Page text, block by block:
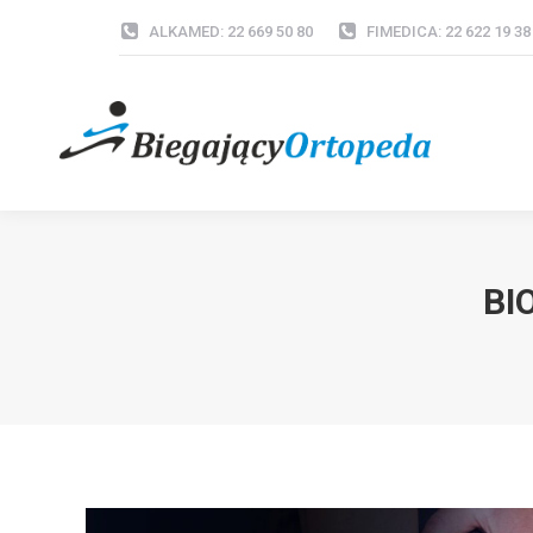
ALKAMED: 22 669 50 80 FIMEDICA: 22 622 19 38